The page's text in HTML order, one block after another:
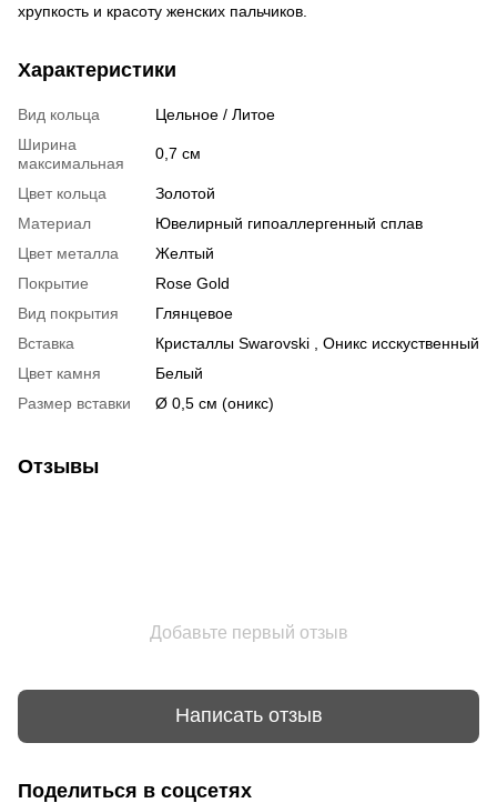
хрупкость и красоту женских пальчиков.
Характеристики
Вид кольца
Цельное / Литое
Ширина
максимальная
0,7 см
Цвет кольца
Золотой
Материал
Ювелирный гипоаллергенный сплав
Цвет металла
Желтый
Покрытие
Rose Gold
Вид покрытия
Глянцевое
Вставка
Кристаллы Swarovski , Оникс исскуственный
Цвет камня
Белый
Размер вставки
Ø 0,5 см (оникс)
Отзывы
Добавьте первый отзыв
Написать отзыв
Поделиться в соцсетях